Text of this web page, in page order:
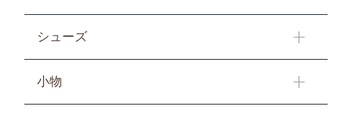
シューズ
小物